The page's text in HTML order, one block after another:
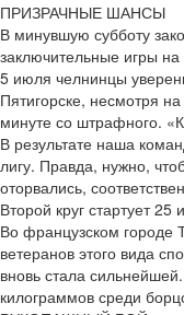
ПРИЗРАЧНЫЕ ШАНСЫ
В минувшую субботу
заключительные игры на
5 июля челнинцы
Пятигорске, несмотря
минуте со штрафного.
В результате наша
лигу. Правда, нужно,
оторвались,
Второй круг стартует
Во французском городе
ветеранов этого вида
вновь стала
килограммов среди